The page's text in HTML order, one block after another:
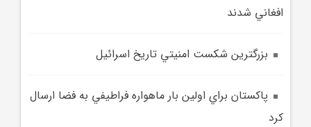
افغا‌ني شدند
بزرگترين شکست امنيتي تاريخ اسرائيل
پاکستان براي اولين بار ماهواره فراطيفي به فضا ارسال
کرد